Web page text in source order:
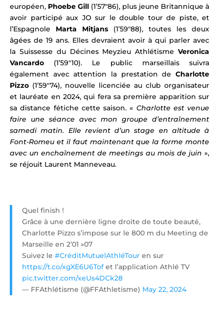
européen, Phoebe Gill (1’57″86), plus jeune Britannique à
avoir participé aux JO sur le double tour de piste, et
l’Espagnole Marta Mitjans (1’59″88), toutes les deux
âgées de 19 ans. Elles devraient avoir à qui parler avec
la Suissesse du Décines Meyzieu AthlétismeVeronica
Vancardo (1’59″10). Le public marseillais suivra
également avec attention la prestation de Charlotte
Pizzo (1’59″74), nouvelle licenciée au club organisateur
et lauréate en 2024, qui fera sa première apparition sur
sa distance fétiche cette saison.« Charlotte est venue
faire une séance avec mon groupe d’entraînement
samedi matin. Elle revient d’un stage en altitude à
Font-Romeu et il faut maintenant que la forme monte
avec un enchaînement de meetings au mois de juin »,
se réjouit Laurent Manneveau.
Quel finish !
Grâce à une dernière ligne droite de toute beauté,
Charlotte Pizzo s’impose sur le 800 m du Meeting de
Marseille en 2’01 »07
Suivez le #CréditMutuelAthléTour en sur
https://t.co/xgXE6U6Tofet l’application Athlé TV
pic.twitter.com/xeUs4DCk28
— FFAthlétisme (@FFAthletisme) May 22, 2024